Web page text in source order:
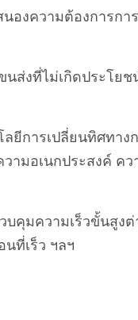
งความต้องการกา
ส่งที่ไม่เกิดประโย
ยีการเปลี่ยนทิศทาง
ามอเนกประสงค์ ค
มความเร็วขั้นสูงต่
ที่เร็ว ฯลฯ